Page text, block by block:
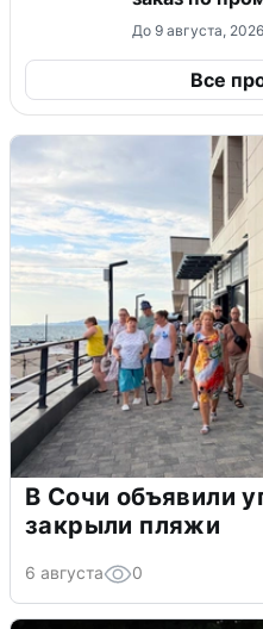
До 9 августа, 2026
Все
В Сочи объявили
закрыли пляжи
6 августа 0